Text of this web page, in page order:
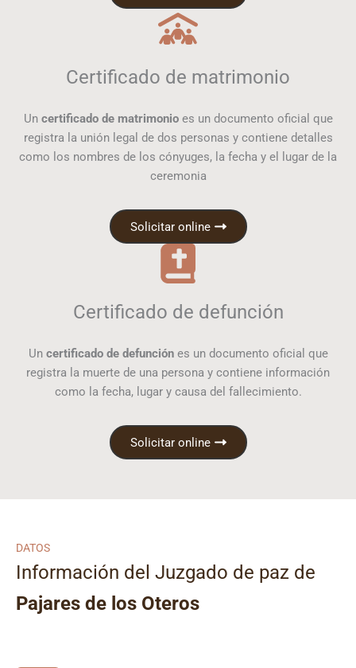
Certificado de matrimonio
Un certificado de matrimonioes un documento oficial que
registra la unión legal de dos personas y contiene detalles
como los nombres de los cónyuges, la fecha y el lugar de la
ceremonia
Solicitar online
Certificado de defunción
Un certificado de defunciónes un documento oficial que
registra la muerte de una persona y contiene información
como la fecha, lugar y causa del fallecimiento.
Solicitar online
DATOS
Información del Juzgado de paz de
Pajares de los Oteros